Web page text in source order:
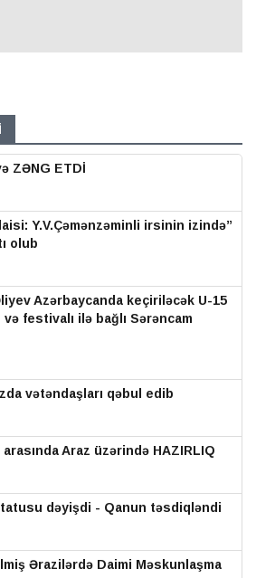
ZƏNG ETDİ
Y.V.Çəmənzəminli irsinin izində”
olub
Azərbaycanda keçiriləcək U-15
festivalı ilə bağlı Sərəncam
vətəndaşları qəbul edib
Araz üzərində HAZIRLIQ
dəyişdi - Qanun təsdiqləndi
Ərazilərdə Daimi Məskunlaşma